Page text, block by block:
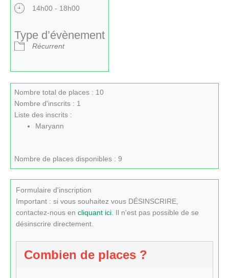
14h00 - 18h00
Type d’évènement
Récurrent
Nombre total de places : 10
Nombre d'inscrits : 1
Liste des inscrits :
Maryann
Nombre de places disponibles : 9
Formulaire d'inscription
Important : si vous souhaitez vous DÉSINSCRIRE,
contactez-nous en cliquant ici . Il n'est pas possible de se
désinscrire directement.
Combien de places ?